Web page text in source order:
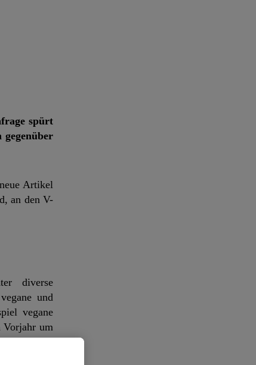
spürt
Artikel
an den V-
diverse
und
vegane
Vorjahr um
werden.